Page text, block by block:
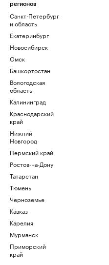
регионов
Санкт-Петербург
и область
Екатеринбург
Новосибирск
Омск
Башкортостан
Вологодская
область
Калининград
Краснодарский
край
Нижний
Новгород
Пермский край
Ростов-на-Дону
Татарстан
Тюмень
Черноземье
Кавказ
Карелия
Мурманск
Приморский
край